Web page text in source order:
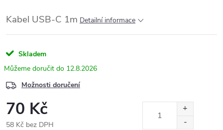
Kabel USB-C 1m Detailní informace
Skladem
12.8.2026
Možnosti doručení
70 Kč
58 Kč bez DPH